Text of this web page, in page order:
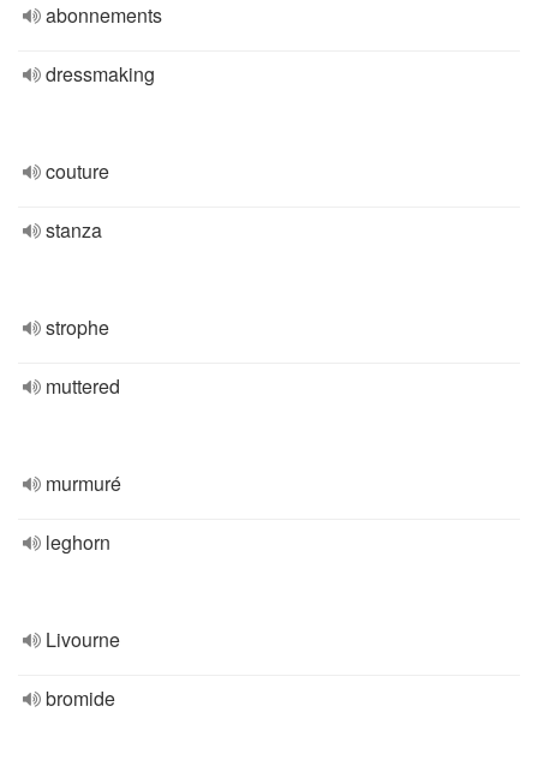
abonnements
dressmaking
couture
stanza
strophe
muttered
murmuré
leghorn
Livourne
bromide